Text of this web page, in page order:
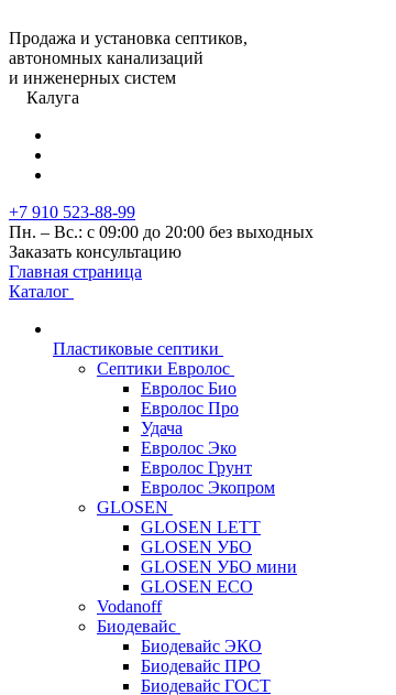
Продажа и установка септиков,
автономных канализаций
и инженерных систем
Калуга
+7 910 523-88-99
Пн. – Вс.: с 09:00 до 20:00 без выходных
Заказать консультацию
Главная страница
Каталог
Пластиковые септики
Септики Евролос
Евролос Био
Евролос Про
Удача
Евролос Эко
Евролос Грунт
Евролос Экопром
GLOSEN
GLOSEN LETT
GLOSEN УБО
GLOSEN УБО мини
GLOSEN ECO
Vodanoff
Биодевайс
Биодевайс ЭКО
Биодевайс ПРО
Биодевайс ГОСТ